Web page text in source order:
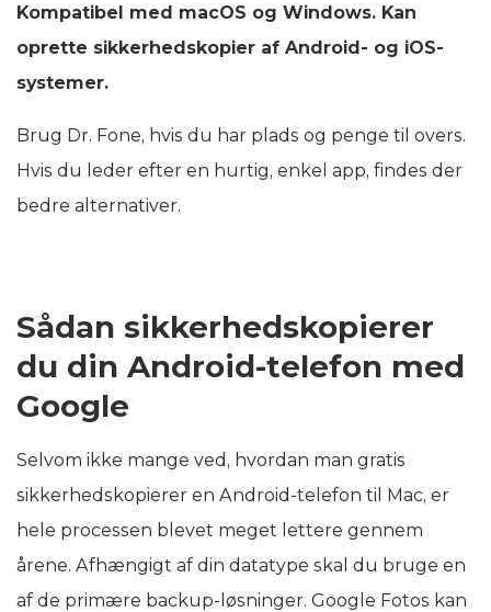
Kompatibel med macOS og Windows. Kan
oprette sikkerhedskopier af Android- og iOS-
systemer.
Brug Dr. Fone, hvis du har plads og penge til overs.
Hvis du leder efter en hurtig, enkel app, findes der
bedre alternativer.
Sådan sikkerhedskopierer
du din Android-telefon med
Google
Selvom ikke mange ved, hvordan man gratis
sikkerhedskopierer en Android-telefon til Mac, er
hele processen blevet meget lettere gennem
årene. Afhængigt af din datatype skal du bruge en
af de primære backup-løsninger. Google Fotos kan